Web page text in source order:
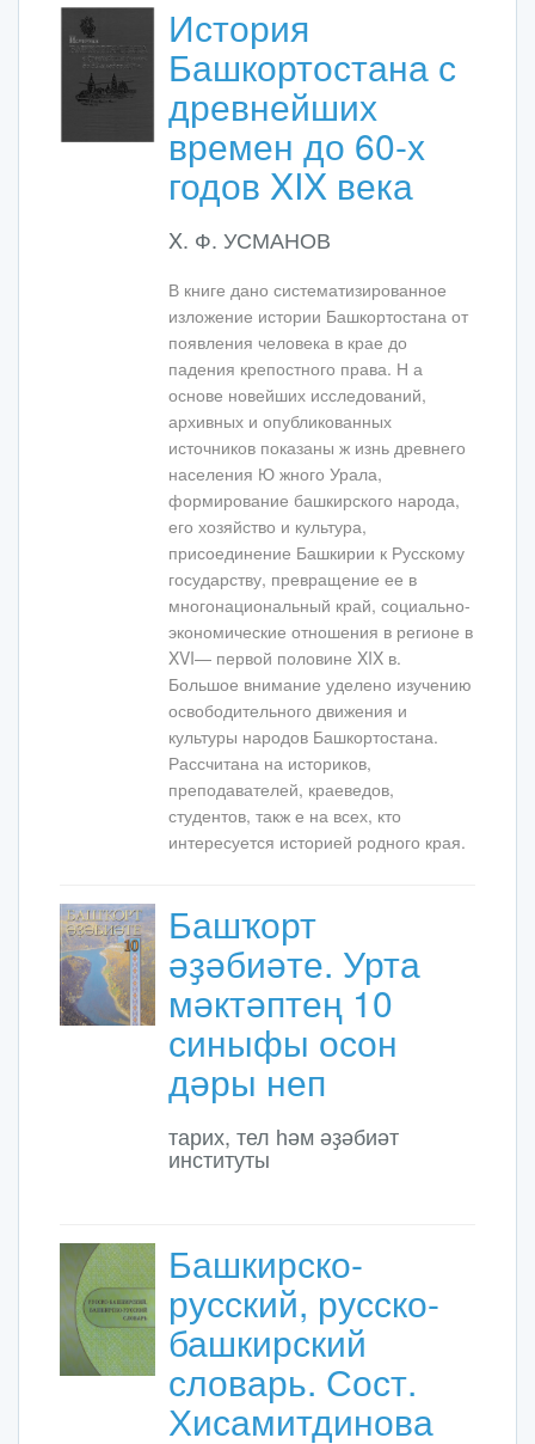
История
Башкортостана с
древнейших
времен до 60-х
годов XIX века
X. Ф. УСМАНОВ
В книге дано систематизированное
изложение истории Башкортостана от
появления человека в крае до
падения крепостного права. Н а
основе новейших исследований,
архивных и опубликованных
источников показаны ж изнь древнего
населения Ю жного Урала,
формирование башкирского народа,
его хозяйство и культура,
присоединение Башкирии к Русскому
государству, превращение ее в
многонациональный край, социально-
экономические отношения в регионе в
XVI— первой половине XIX в.
Большое внимание уделено изучению
освободительного движения и
культуры народов Башкортостана.
Рассчитана на историков,
преподавателей, краеведов,
студентов, такж е на всех, кто
интересуется историей родного края.
Башҡорт
әҙәбиәте. Урта
мәктәптең 10
синыфы осон
дәры неп
тарих, тел һәм әҙәбиәт
институты
Башкирско-
русский, русско-
башкирский
словарь. Сост.
Хисамитдинова